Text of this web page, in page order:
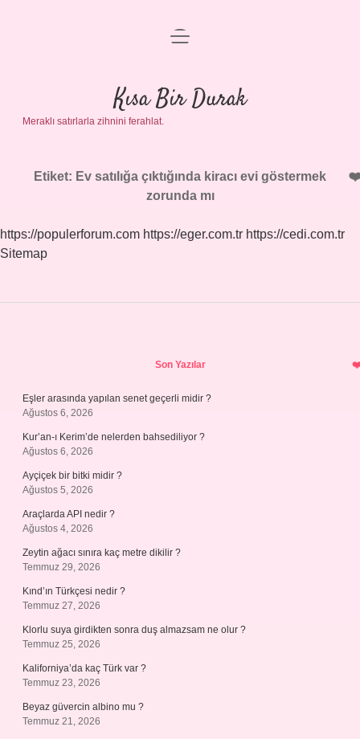
Anasayfa
Gizlilik Politikası
Yasal Uyarı
menüyü
Kısa Bir Durak
Meraklı satırlarla zihnini ferahlat.
Etiket: Ev satılığa çıktığında kiracı evi göstermek
zorunda mı
https://populerforum.com https://eger.com.tr https://cedi.com.tr
Sitemap
Son Yazılar
Eşler arasında yapılan senet geçerli midir ?
Ağustos 6, 2026
Kur’an-ı Kerim’de nelerden bahsediliyor ?
Ağustos 6, 2026
Ayçiçek bir bitki midir ?
Ağustos 5, 2026
Araçlarda API nedir ?
Ağustos 4, 2026
Zeytin ağacı sınıra kaç metre dikilir ?
Temmuz 29, 2026
Kınd’ın Türkçesi nedir ?
Temmuz 27, 2026
Klorlu suya girdikten sonra duş almazsam ne olur ?
Temmuz 25, 2026
Kaliforniya’da kaç Türk var ?
Temmuz 23, 2026
Beyaz güvercin albino mu ?
Temmuz 21, 2026